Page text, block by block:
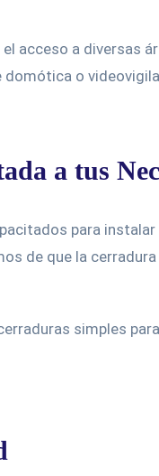
acceso a diversas
o
a tus
para
de que la
simples